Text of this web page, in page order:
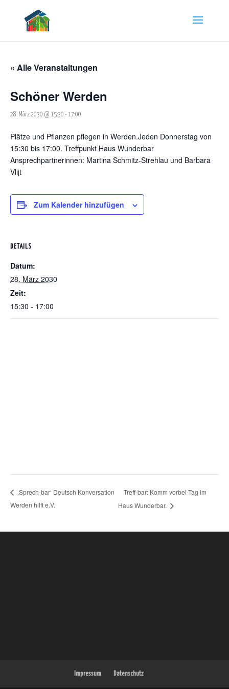
« Alle Veranstaltungen
Schöner Werden
28. März 2030 @ 15:30 - 17:00
Plätze und Pflanzen pflegen in Werden.Jeden Donnerstag von
15:30 bis 17:00. Treffpunkt Haus Wunderbar
Ansprechpartnerinnen: Martina Schmitz-Strehlau und Barbara
Vlijt
Zum Kalender hinzufügen
DETAILS
Datum:
28. März 2030
Zeit:
15:30 - 17:00
‚Sprech-bar‘ Deutsch Konversation
Werden hilft e.V.
Treff-bar: Komm vorbei-Tag im
Haus Wunderbar.
Impressum Datenschutz